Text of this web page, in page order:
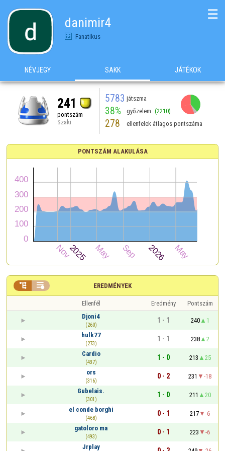
danimir4
Fanatikus
☰
NÉVJEGY SAKK JÁTÉKOK
241
pontszám
Szaki
5783 játszma
38% győzelem (2210)
278 ellenfelek átlagos pontszáma
PONTSZÁM ALAKULÁSA
EREDMÉNYEK
 
Ellenfél Eredmény
Pontszám
Djoni4
(260)
1 - 1 240
1
hulk77
(273)
1 - 1 238
2
Cardio
(437)
1 - 0 213
25
ors
(316)
0 - 2 231
-18
Gubelais.
(301)
1 - 0 211
20
el conde borghi
(468)
0 - 1 217
-6
gatoloro ma
(493)
0 - 1 223
-6
Jrplay